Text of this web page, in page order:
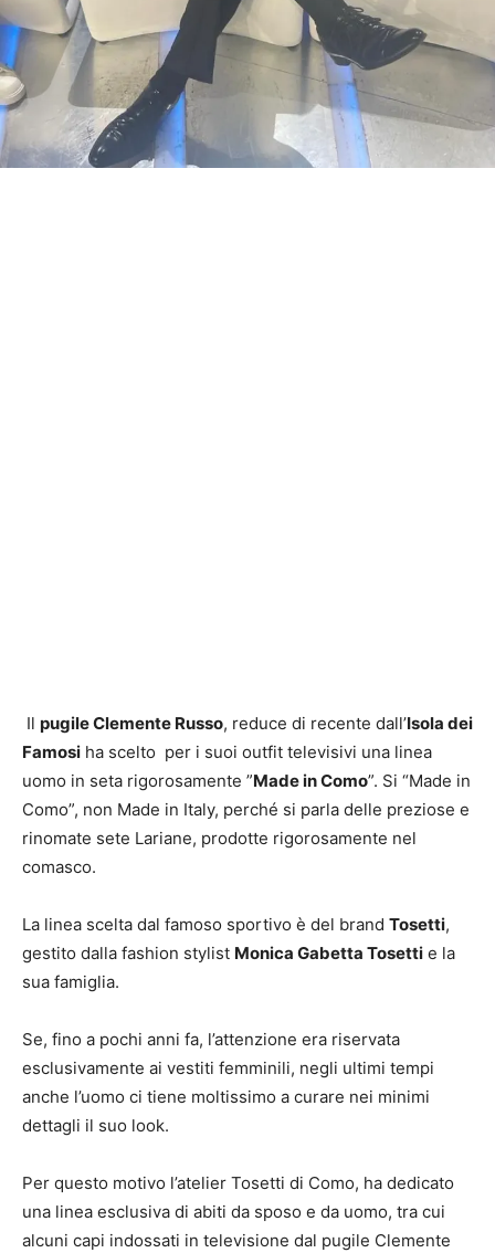
Il pugile Clemente Russo, reduce di recente dall’Isola dei
Famosi ha scelto per i suoi outfit televisivi una linea
uomo in seta rigorosamente ”Made in Como”. Si “Made in
Como”, non Made in Italy, perché si parla delle preziose e
rinomate sete Lariane, prodotte rigorosamente nel
comasco.
La linea scelta dal famoso sportivo è del brand Tosetti,
gestito dalla fashion stylist Monica Gabetta Tosetti e la
sua famiglia.
Se, fino a pochi anni fa, l’attenzione era riservata
esclusivamente ai vestiti femminili, negli ultimi tempi
anche l’uomo ci tiene moltissimo a curare nei minimi
dettagli il suo look.
Per questo motivo l’atelier Tosetti di Como, ha dedicato
una linea esclusiva di abiti da sposo e da uomo, tra cui
alcuni capi indossati in televisione dal pugile Clemente